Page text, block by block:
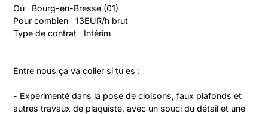
Où   Bourg-en-Bresse (01)
Pour combien   13EUR/h brut
Type de contrat   Intérim
Entre nous ça va coller si tu es :
- Expérimenté dans la pose de cloisons, faux plafonds et
autres travaux de plaquiste, avec un souci du détail et une